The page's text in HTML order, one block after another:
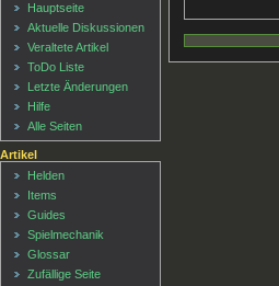
Hauptseite
Aktuelle Diskussionen
Veraltete Artikel
ToDo Liste
Letzte Änderungen
Hilfe
Alle Seiten
Artikel
Helden
Items
Guides
Spielmechanik
Glossar
Zufällige Seite